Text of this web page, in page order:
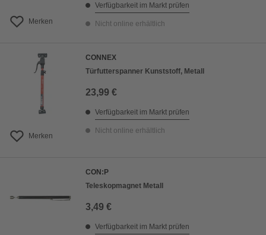
Merken
Verfügbarkeit im Markt prüfen
Nicht online erhältlich
Merken
CONNEX
Türfutterspanner Kunststoff, Metall
23,99 €
Verfügbarkeit im Markt prüfen
Nicht online erhältlich
CON:P
Teleskopmagnet Metall
3,49 €
Verfügbarkeit im Markt prüfen